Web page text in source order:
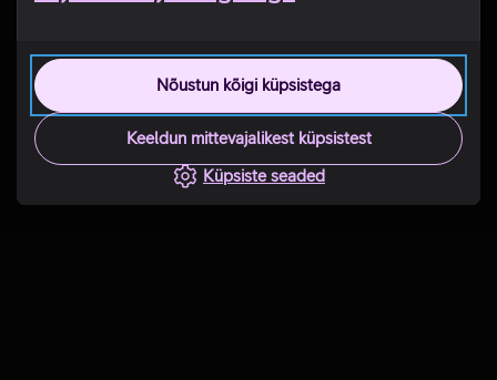
Nõustun kõigi küpsistega
Keeldun mittevajalikest küpsistest
Küpsiste seaded